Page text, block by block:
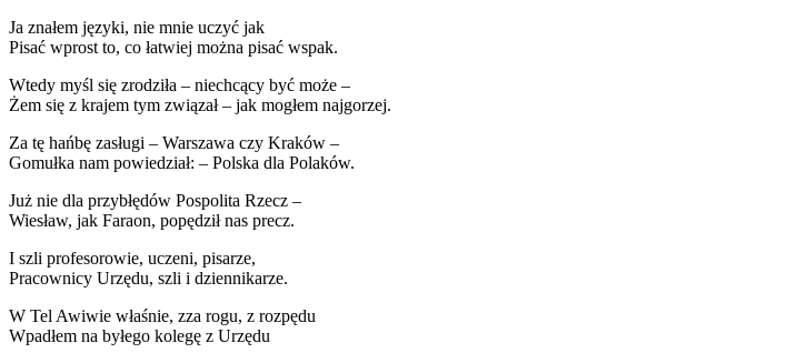
Ja znałem języki, nie mnie uczyć jak
Pisać wprost to, co łatwiej można pisać wspak.
Wtedy myśl się zrodziła – niechcący być może –
Żem się z krajem tym związał – jak mogłem najgorzej.
Za tę hańbę zasługi – Warszawa czy Kraków –
Gomułka nam powiedział: – Polska dla Polaków.
Już nie dla przybłędów Pospolita Rzecz –
Wiesław, jak Faraon, popędził nas precz.
I szli profesorowie, uczeni, pisarze,
Pracownicy Urzędu, szli i dziennikarze.
W Tel Awiwie właśnie, zza rogu, z rozpędu
Wpadłem na byłego kolegę z Urzędu